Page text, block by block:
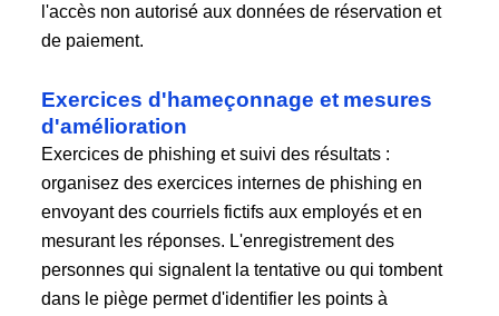
l'accès non autorisé aux données de réservation et
de paiement.
Exercices d'hameçonnage et mesures
d'amélioration
Exercices de phishing et suivi des résultats :
organisez des exercices internes de phishing en
envoyant des courriels fictifs aux employés et en
mesurant les réponses. L'enregistrement des
personnes qui signalent la tentative ou qui tombent
dans le piège permet d'identifier les points à